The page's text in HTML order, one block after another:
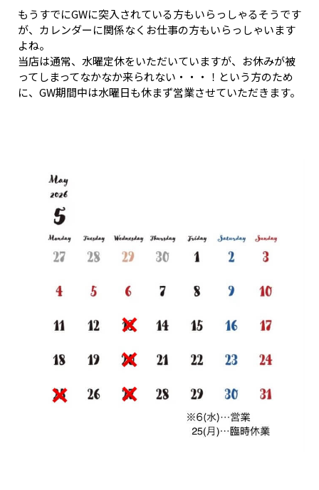
もうすでにGWに突入されている方もいらっしゃるそうです
が、カレンダーに関係なくお仕事の方もいらっしゃいます
よね。
当店は通常、水曜定休をいただいていますが、お休みが被
ってしまってなかなか来られない・・・！という方のため
に、GW期間中は水曜日も休まず営業させていただきます。